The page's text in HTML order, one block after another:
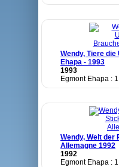
Wendy, Tiere
Ehapa - 1993
1993
Egmont Ehapa :
Wendy, Welt der
Allemagne 1992
1992
Egmont Ehapa :